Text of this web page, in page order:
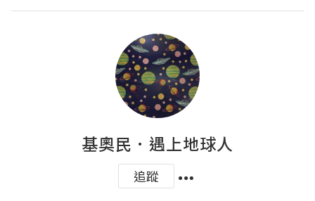
基奧民．遇上地球人
追蹤